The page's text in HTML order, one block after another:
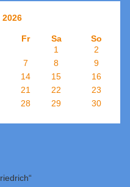
Fr Sa
So
1
2
7 8
9
14 15
16
21 22
23
28 29
30